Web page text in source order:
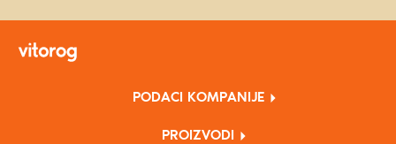
PODACI KOMPANIJE
PROIZVODI